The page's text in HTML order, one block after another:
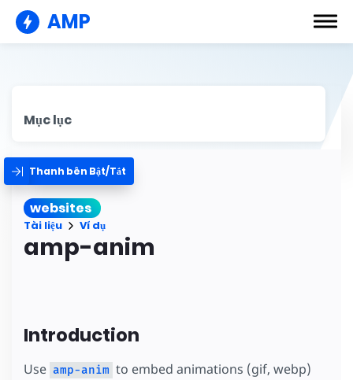
AMP
Mục lục
Thanh bên Bật/Tắt
websites
Tài liệu Ví dụ
amp-anim
Introduction
Use amp-anim to embed animations (gif, webp)